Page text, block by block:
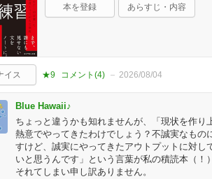
本を登録 あらすじ・内容
イス ★9 コメント(4) 2026/08/04
Blue Hawaii♪
ちょっと違うかも知れませんが、「現状を作
熱意でやってきたわけでしょう？不誠実なも
すけど、誠実にやってきたアウトプットに対し
いと思うんです」という言葉が私の積読本（
それてしまい申し訳ありません。